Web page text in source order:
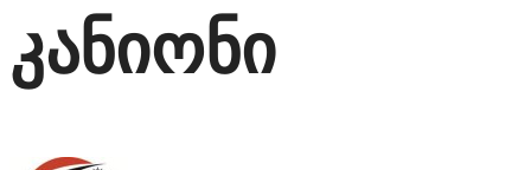
კანიონი